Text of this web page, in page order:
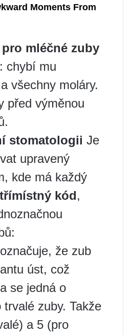
mléčné zuby
chybí mu
všechny moláry.
před výměnou
stomatologii Je
upravený
kde má každý
kód,
označuje, že zub
úst, což
se jedná o
trvalé zuby. Takže
a 5 (pro